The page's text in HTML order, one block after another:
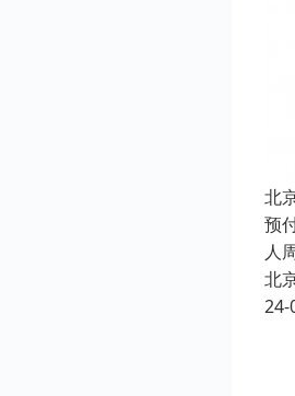
北
预
人
北
24-